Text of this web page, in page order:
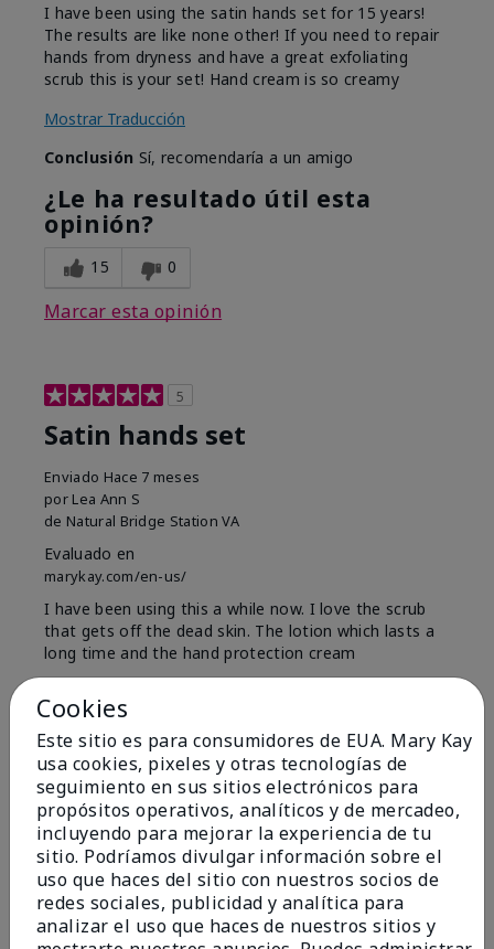
I have been using the satin hands set for 15 years!
The results are like none other! If you need to repair
hands from dryness and have a great exfoliating
scrub this is your set! Hand cream is so creamy
Mostrar Traducción
Conclusión Sí, recomendaría a un amigo
¿Le ha resultado útil esta
opinión?
15 0
Marcar esta opinión
5
Satin hands set
Enviado Hace 7 meses
por Lea Ann S
de Natural Bridge Station VA
Evaluado en
marykay.com/en-us/
I have been using this a while now. I love the scrub
that gets off the dead skin. The lotion which lasts a
long time and the hand protection cream
Conclusión
Sí, recomendaría a un amigo
¿Le ha resultado útil esta
opinión?
15 0
Marcar esta opinión
Cookies
Este sitio es para consumidores de EUA. Mary Kay
usa cookies, pixeles y otras tecnologías de
seguimiento en sus sitios electrónicos para
propósitos operativos, analíticos y de mercadeo,
incluyendo para mejorar la experiencia de tu
sitio. Podríamos divulgar información sobre el
uso que haces del sitio con nuestros socios de
redes sociales, publicidad y analítica para
analizar el uso que haces de nuestros sitios y